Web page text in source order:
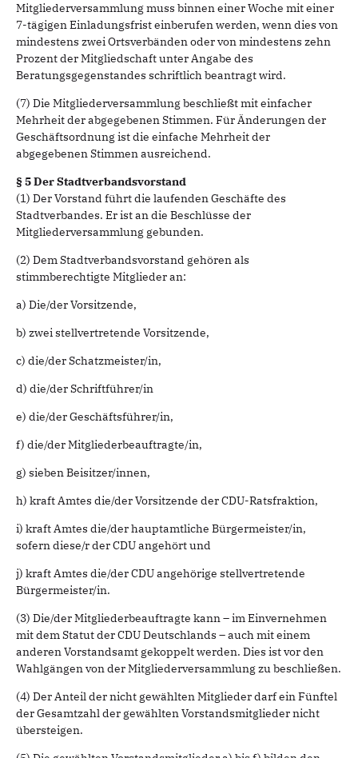
Mitgliederversammlung muss binnen einer Woche mit einer
7-tägigen Einladungsfrist einberufen werden, wenn dies von
mindestens zwei Ortsverbänden oder von mindestens zehn
Prozent der Mitgliedschaft unter Angabe des
Beratungsgegenstandes schriftlich beantragt wird.
(7) Die Mitgliederversammlung beschließt mit einfacher
Mehrheit der abgegebenen Stimmen. Für Änderungen der
Geschäftsordnung ist die einfache Mehrheit der
abgegebenen Stimmen ausreichend.
§ 5 Der Stadtverbandsvorstand
(1) Der Vorstand führt die laufenden Geschäfte des
Stadtverbandes. Er ist an die Beschlüsse der
Mitgliederversammlung gebunden.
(2) Dem Stadtverbandsvorstand gehören als
stimmberechtigte Mitglieder an:
a) Die/der Vorsitzende,
b) zwei stellvertretende Vorsitzende,
c) die/der Schatzmeister/in,
d) die/der Schriftführer/in
e) die/der Geschäftsführer/in,
f) die/der Mitgliederbeauftragte/in,
g) sieben Beisitzer/innen,
h) kraft Amtes die/der Vorsitzende der CDU-Ratsfraktion,
i) kraft Amtes die/der hauptamtliche Bürgermeister/in,
sofern diese/r der CDU angehört und
j) kraft Amtes die/der CDU angehörige stellvertretende
Bürgermeister/in.
(3) Die/der Mitgliederbeauftragte kann – im Einvernehmen
mit dem Statut der CDU Deutschlands – auch mit einem
anderen Vorstandsamt gekoppelt werden. Dies ist vor den
Wahlgängen von der Mitgliederversammlung zu beschließen.
(4) Der Anteil der nicht gewählten Mitglieder darf ein Fünftel
der Gesamtzahl der gewählten Vorstandsmitglieder nicht
übersteigen.